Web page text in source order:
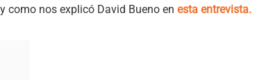
como nos explicó David Bueno en esta entrevista.